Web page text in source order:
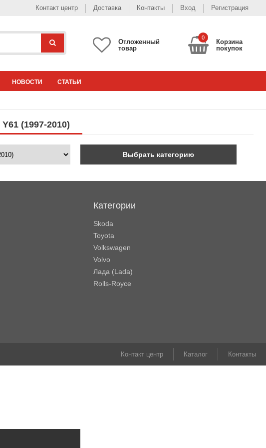
Контакт центр Доставка Контакты Вход Регистрация
Отложенный
товар
0
Корзина
покупок
НОВОСТИ СТАТЬИ
(1997-2010)
Выбрать категорию
Категории
Skoda
Toyota
Volkswagen
Volvo
Лада (Lada)
Rolls-Royce
Контакт центр Каталог Контакты